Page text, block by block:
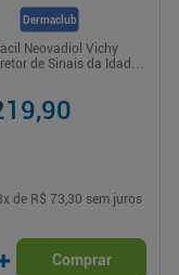
Dermaclub
Neovadiol Vichy
de Sinais da Idade -
x de R$ 73,30 sem juros
Comprar